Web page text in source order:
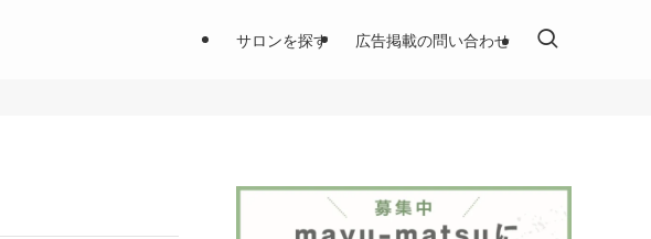
サロンを探す 広告掲載の問い合わせ